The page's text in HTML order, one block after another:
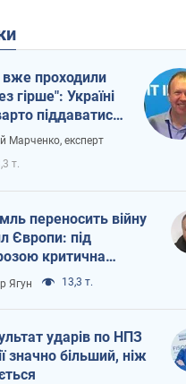
проходили
гірше": Україні
піддаватися
через
Марченко, експерт
т.
переносить війну
Європи: під
критична
Ягун 13,3 т.
ударів по НПЗ
значно більший, ніж